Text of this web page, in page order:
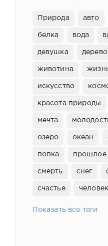
Природа авто
белка вода
девушка дерево
животина
искусство
красота природы
мечта
озеро океан
попка прошлое
смерть снег
счастье человек
Показать все теги